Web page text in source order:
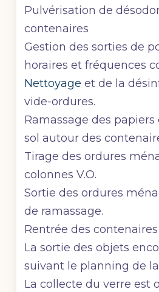
Pulvérisation de
contenaires
Gestion des sorties de
horaires et fréquences
Nettoyage et de la
vide-ordures.
Ramassage des
sol autour des
Tirage des ordures
colonnes V.O.
Sortie des ordures
de ramassage.
Rentrée des contenaires
La sortie des objets
suivant le planning de
La collecte du verre est